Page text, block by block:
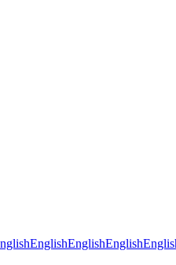
EnglishEnglishEnglish